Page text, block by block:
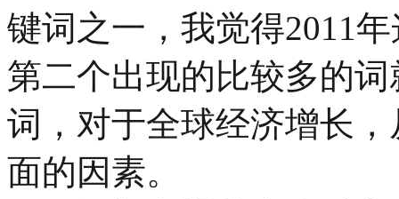
键词之一，我觉得2011
第二个出现的比较多的
词，对于全球经济增长
面的因素。